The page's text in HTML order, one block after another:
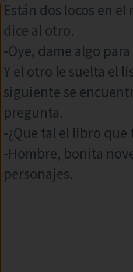
Están dos locos en
dice al otro.
-Oye, dame algo
Y el otro le suelta el
siguiente se
pregunta.
-¿Que tal el libro que
-Hombre, bonita
personajes.